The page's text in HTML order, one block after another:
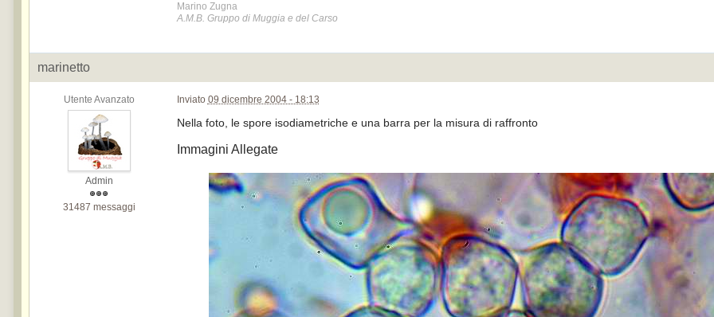
Marino Zugna
A.M.B. Gruppo di Muggia e del Carso
marinetto
Utente Avanzato
Admin
31487 messaggi
Inviato 09 dicembre 2004 - 18:13
Nella foto, le spore isodiametriche e una barra per la misura di raffronto
Immagini Allegate